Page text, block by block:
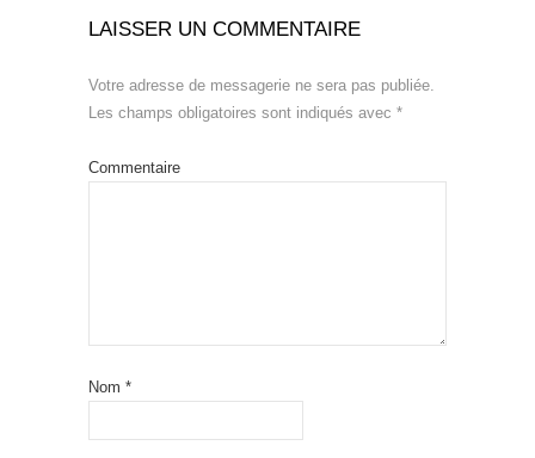
LAISSER UN COMMENTAIRE
Votre adresse de messagerie ne sera pas publiée.
Les champs obligatoires sont indiqués avec *
Commentaire
Nom *